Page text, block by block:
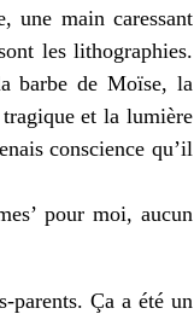
une main caressant
les lithographies.
barbe de Moïse, la
et la lumière
conscience qu’il
pour moi, aucun
parents. Ça a été un